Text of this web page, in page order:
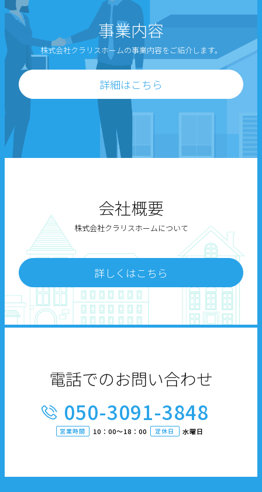
事業内容
株式会社クラリスホームの事業内容をご紹介します。
詳細はこちら
会社概要
株式会社クラリスホームについて
詳しくはこちら
電話でのお問い合わせ
050-3091-3848
営業時間 10：00〜18：00 定休日 水曜日